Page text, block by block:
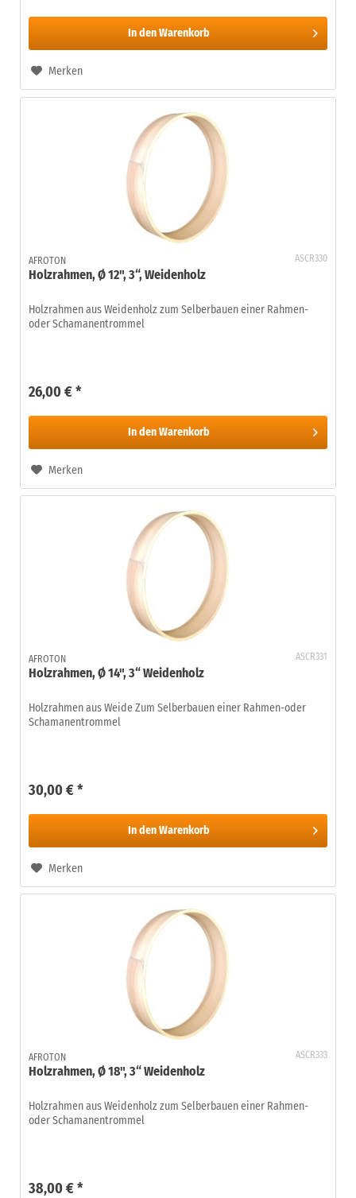
In den Warenkorb
Merken
ASCR330
AFROTON
Holzrahmen, Ø 12", 3“, Weidenholz
Holzrahmen aus Weidenholz zum Selberbauen einer Rahmen-
oder Schamanentrommel
26,00 € *
In den Warenkorb
Merken
ASCR331
AFROTON
Holzrahmen, Ø 14", 3“ Weidenholz
Holzrahmen aus Weide Zum Selberbauen einer Rahmen-oder
Schamanentrommel
30,00 € *
In den Warenkorb
Merken
ASCR333
AFROTON
Holzrahmen, Ø 18", 3“ Weidenholz
Holzrahmen aus Weidenholz zum Selberbauen einer Rahmen-
oder Schamanentrommel
38,00 € *